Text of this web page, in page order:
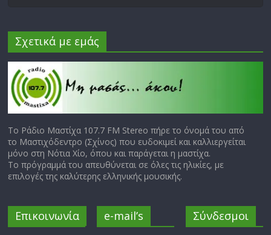
Σχετικά με εμάς
Το Ράδιο Μαστίχα 107.7 FM Stereo πήρε το όνομά του από
το Μαστιχόδεντρο (Σχίνος) που ευδοκιμεί και καλλιεργείται
μόνο στη Νότια Χίο, όπου και παράγεται η μαστίχα.
Το πρόγραμμά του απευθύνεται σε όλες τις ηλικίες, με
επιλογές της καλύτερης ελληνικής μουσικής.
Επικοινωνία e-mail’s Σύνδεσμοι